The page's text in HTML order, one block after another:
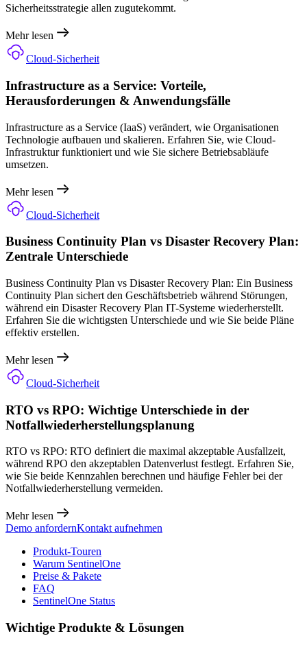
Sicherheitsstrategie allen zugutekommt.
Mehr lesen
Cloud-Sicherheit
Infrastructure as a Service: Vorteile,
Herausforderungen & Anwendungsfälle
Infrastructure as a Service (IaaS) verändert, wie Organisationen
Technologie aufbauen und skalieren. Erfahren Sie, wie Cloud-
Infrastruktur funktioniert und wie Sie sichere Betriebsabläufe
umsetzen.
Mehr lesen
Cloud-Sicherheit
Business Continuity Plan vs Disaster Recovery Plan:
Zentrale Unterschiede
Business Continuity Plan vs Disaster Recovery Plan: Ein Business
Continuity Plan sichert den Geschäftsbetrieb während Störungen,
während ein Disaster Recovery Plan IT-Systeme wiederherstellt.
Erfahren Sie die wichtigsten Unterschiede und wie Sie beide Pläne
effektiv erstellen.
Mehr lesen
Cloud-Sicherheit
RTO vs RPO: Wichtige Unterschiede in der
Notfallwiederherstellungsplanung
RTO vs RPO: RTO definiert die maximal akzeptable Ausfallzeit,
während RPO den akzeptablen Datenverlust festlegt. Erfahren Sie,
wie Sie beide Kennzahlen berechnen und häufige Fehler bei der
Notfallwiederherstellung vermeiden.
Mehr lesen
Demo anfordernKontakt aufnehmen
Produkt-Touren
Warum SentinelOne
Preise & Pakete
FAQ
SentinelOne Status
Wichtige Produkte & Lösungen